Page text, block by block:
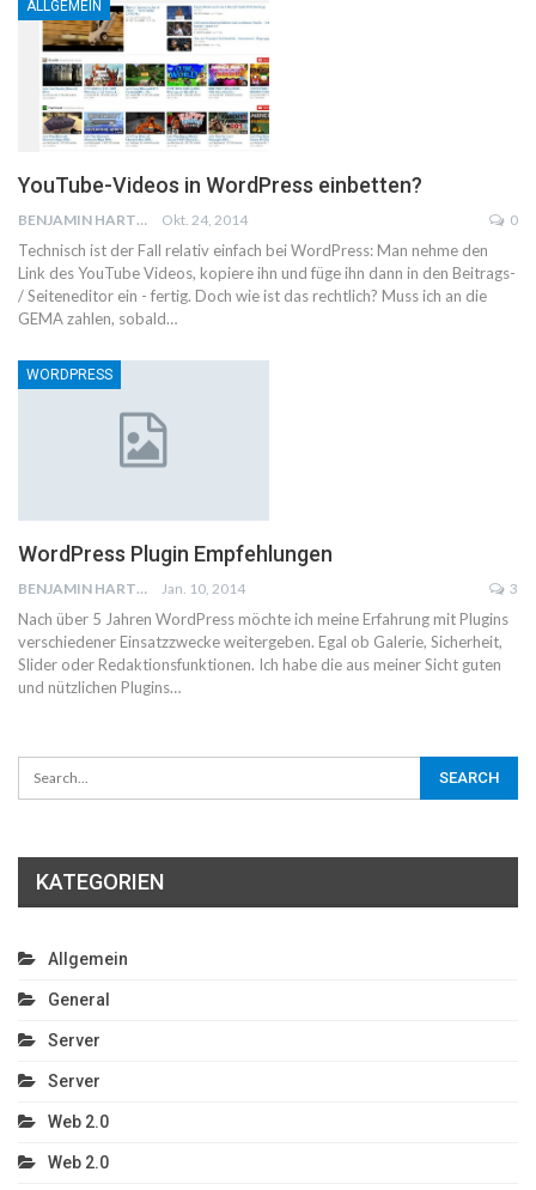
ALLGEMEIN
YouTube-Videos in WordPress einbetten?
BENJAMIN HARTWICH Okt. 24, 2014 0
Technisch ist der Fall relativ einfach bei WordPress: Man nehme den
Link des YouTube Videos, kopiere ihn und füge ihn dann in den Beitrags-
/ Seiteneditor ein - fertig. Doch wie ist das rechtlich? Muss ich an die
GEMA zahlen, sobald…
WORDPRESS
WordPress Plugin Empfehlungen
BENJAMIN HARTWICH Jan. 10, 2014 3
Nach über 5 Jahren WordPress möchte ich meine Erfahrung mit Plugins
verschiedener Einsatzzwecke weitergeben. Egal ob Galerie, Sicherheit,
Slider oder Redaktionsfunktionen. Ich habe die aus meiner Sicht guten
und nützlichen Plugins…
KATEGORIEN
Allgemein
General
Server
Server
Web 2.0
Web 2.0